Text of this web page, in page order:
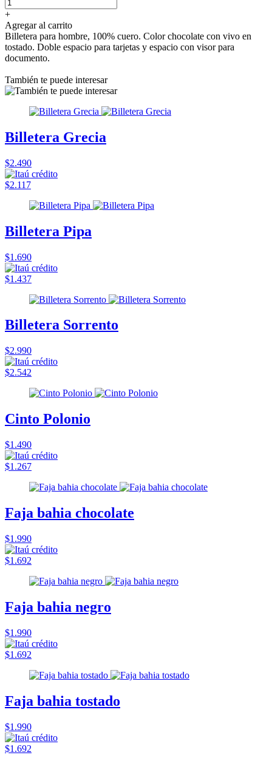
+
Agregar al carrito
Billetera para hombre, 100% cuero. Color chocolate con vivo en
tostado. Doble espacio para tarjetas y espacio con visor para
documento.
También te puede interesar
Billetera Grecia
$2.490
$2.117
Billetera Pipa
$1.690
$1.437
Billetera Sorrento
$2.990
$2.542
Cinto Polonio
$1.490
$1.267
Faja bahia chocolate
$1.990
$1.692
Faja bahia negro
$1.990
$1.692
Faja bahia tostado
$1.990
$1.692